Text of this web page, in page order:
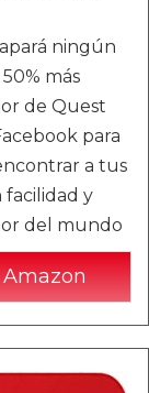
ningún
más
de Quest
para
a tus
facilidad y
del mundo